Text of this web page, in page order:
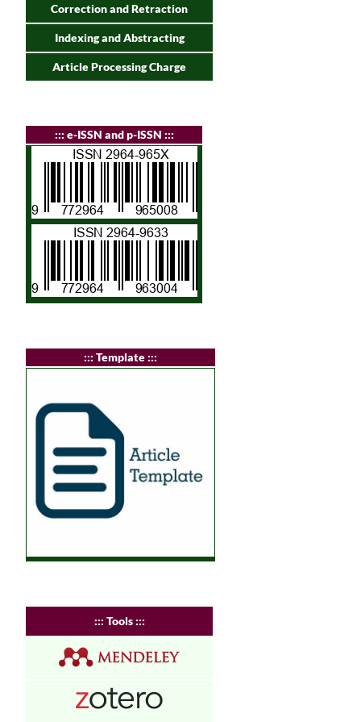
Correction and Retraction
Indexing and Abstracting
Article Processing Charge
::: e-ISSN and p-ISSN :::
::: Template :::
::: Tools :::